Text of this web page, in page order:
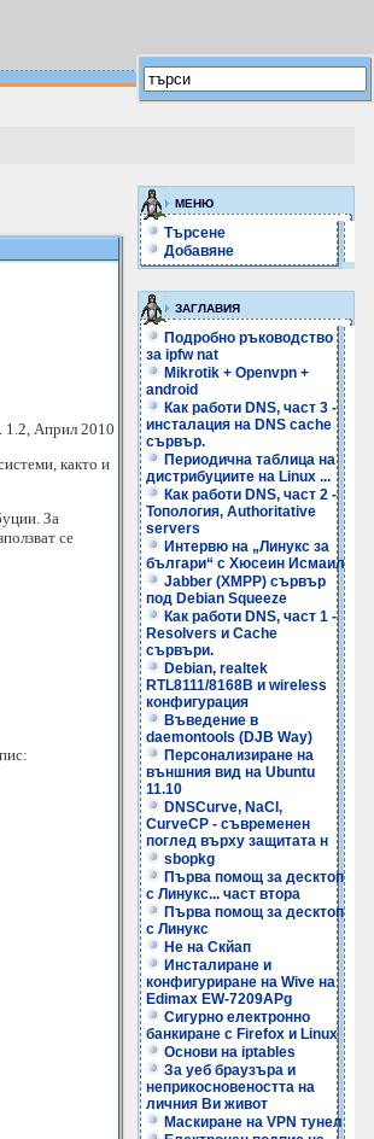
1.2, Април 2010
както и
За
се
МЕНЮ
Търсене
Добавяне
ЗАГЛАВИЯ
Подробно ръководство
за ipfw nat
Mikrotik + Openvpn +
android
Как работи DNS, част 3 -
инсталация на DNS cache
сървър.
Периодична таблица на
дистрибуциите на Linux ...
Как работи DNS, част 2 -
Топология, Authoritative
servers
Интервю на „Линукс за
българи“ с Хюсеин Исмаил
Jabber (XMPP) сървър
под Debian Squeeze
Как работи DNS, част 1 -
Resolvers и Cache
сървъри.
Debian, realtek
RTL8111/8168B и wireless
конфигурация
Въведение в
daemontools (DJB Way)
Персонализиране на
външния вид на Ubuntu
11.10
DNSCurve, NaCl,
CurveCP - съвременен
поглед върху защитата н
sbopkg
Първа помощ за десктоп
с Линукс... част втора
Първа помощ за десктоп
с Линукс
Не на Скйап
Инсталиране и
конфигуриране на Wive на
Edimax EW-7209APg
Сигурно електронно
банкиране с Firefox и Linux
Основи на iptables
За уеб браузъра и
неприкосновеността на
личния Ви живот
Маскиране на VPN тунел